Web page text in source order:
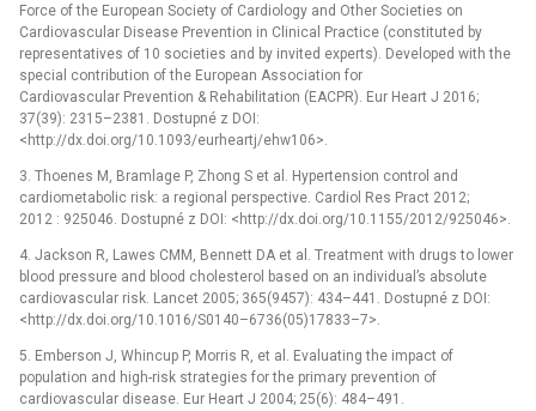
Force of the European Society of Cardiology and Other Societies on
Cardiovascular Disease Prevention in Clinical Practice (constituted by
representatives of 10 societies and by invited experts). Developed with the
special contribution of the European Association for
Cardiovascular Prevention & Rehabilitation (EACPR). Eur Heart J 2016;
37(39): 2315–2381. Dostupné z DOI:
<http://dx.doi.org/10.1093/eurheartj/ehw106>.
3. Thoenes M, Bramlage P, Zhong S et al. Hypertension control and
cardiometabolic risk: a regional perspective. Cardiol Res Pract 2012;
2012 : 925046. Dostupné z DOI: <http://dx.doi.org/10.1155/2012/925046>.
4. Jackson R, Lawes CMM, Bennett DA et al. Treatment with drugs to lower
blood pressure and blood cholesterol based on an individual’s absolute
cardiovascular risk. Lancet 2005; 365(9457): 434–441. Dostupné z DOI:
<http://dx.doi.org/10.1016/S0140–6736(05)17833–7>.
5. Emberson J, Whincup P, Morris R, et al. Evaluating the impact of
population and high-risk strategies for the primary prevention of
cardiovascular disease. Eur Heart J 2004; 25(6): 484–491.